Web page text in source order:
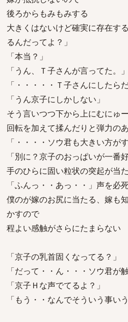
後ろからもみもみする
大きくはないけど確実に存在す
るんだってよ？」
「本当？」
「うん、Ｔ子さんが言ってた。」
「・・・・・Ｔ子さんにしたら
「うん京子にしかしない」
そう言いつつ下から上にむにゅ
回転を加えて揉んだりと弾力の
「・・・・ソウ君も大きい方が
「別に？京子のおっぱいが一番好
手のひらに固い粒状の突起が当
「ふんっ・・あっ・・」声を必
僕のが嫁のお尻に当たる、嫁も
かすので
程よい感触がさらにたまらない
「京子の乳首固くなってる？」
「だって・・ん・・・ソウ君が
「京子Ｈな声でてるよ？」
「もう・・なんでそういう事い